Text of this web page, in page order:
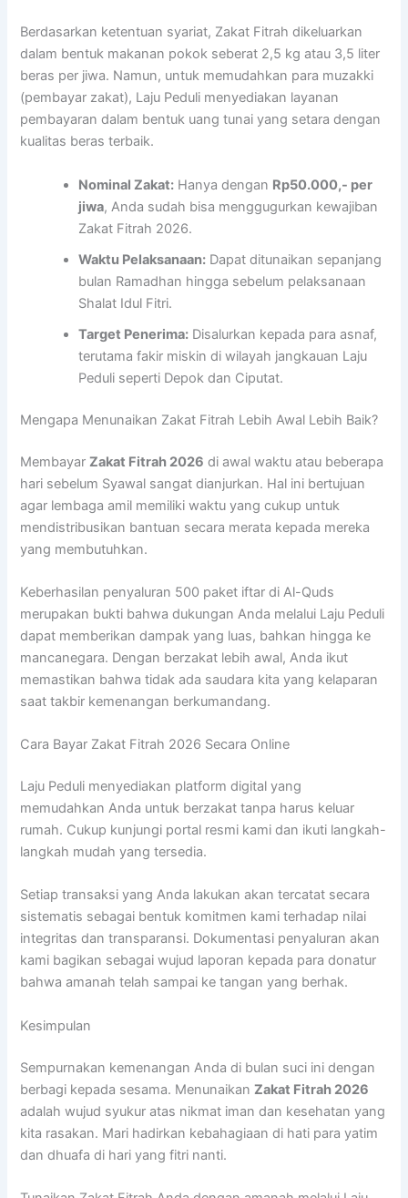
Berdasarkan ketentuan syariat, Zakat Fitrah dikeluarkan
dalam bentuk makanan pokok seberat 2,5 kg atau 3,5 liter
beras per jiwa. Namun, untuk memudahkan para muzakki
(pembayar zakat), Laju Peduli menyediakan layanan
pembayaran dalam bentuk uang tunai yang setara dengan
kualitas beras terbaik.
Nominal Zakat: Hanya dengan Rp50.000,- per
jiwa, Anda sudah bisa menggugurkan kewajiban
Zakat Fitrah 2026.
Waktu Pelaksanaan: Dapat ditunaikan sepanjang
bulan Ramadhan hingga sebelum pelaksanaan
Shalat Idul Fitri.
Target Penerima: Disalurkan kepada para asnaf,
terutama fakir miskin di wilayah jangkauan Laju
Peduli seperti Depok dan Ciputat.
Mengapa Menunaikan Zakat Fitrah Lebih Awal Lebih Baik?
MembayarZakat Fitrah 2026 di awal waktu atau beberapa
hari sebelum Syawal sangat dianjurkan. Hal ini bertujuan
agar lembaga amil memiliki waktu yang cukup untuk
mendistribusikan bantuan secara merata kepada mereka
yang membutuhkan.
Keberhasilan penyaluran 500 paket iftar di Al-Quds
merupakan bukti bahwa dukungan Anda melalui Laju Peduli
dapat memberikan dampak yang luas, bahkan hingga ke
mancanegara. Dengan berzakat lebih awal, Anda ikut
memastikan bahwa tidak ada saudara kita yang kelaparan
saat takbir kemenangan berkumandang.
Cara Bayar Zakat Fitrah 2026 Secara Online
Laju Peduli menyediakan platform digital yang
memudahkan Anda untuk berzakat tanpa harus keluar
rumah. Cukup kunjungi portal resmi kami dan ikuti langkah-
langkah mudah yang tersedia.
Setiap transaksi yang Anda lakukan akan tercatat secara
sistematis sebagai bentuk komitmen kami terhadap nilai
integritas dan transparansi. Dokumentasi penyaluran akan
kami bagikan sebagai wujud laporan kepada para donatur
bahwa amanah telah sampai ke tangan yang berhak.
Kesimpulan
Sempurnakan kemenangan Anda di bulan suci ini dengan
berbagi kepada sesama. MenunaikanZakat Fitrah 2026
adalah wujud syukur atas nikmat iman dan kesehatan yang
kita rasakan. Mari hadirkan kebahagiaan di hati para yatim
dan dhuafa di hari yang fitri nanti.